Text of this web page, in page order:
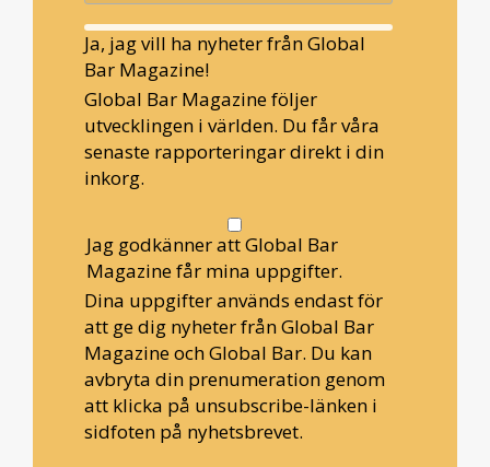
Ja, jag vill ha nyheter från Global
Bar Magazine!
Global Bar Magazine följer
utvecklingen i världen. Du får våra
senaste rapporteringar direkt i din
inkorg.
Jag godkänner att Global Bar
Magazine får mina uppgifter.
Dina uppgifter används endast för
att ge dig nyheter från Global Bar
Magazine och Global Bar. Du kan
avbryta din prenumeration genom
att klicka på unsubscribe-länken i
sidfoten på nyhetsbrevet.